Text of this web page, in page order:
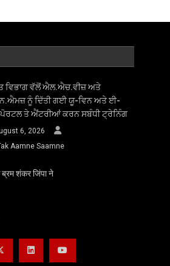
ਵਿਭਾਗ ਵੱਲੋਂ ਐਲ.ਐਚ.ਵੀਜ਼ ਅਤੇ
ਨੂੰ ਦਿੱਤੀ ਗਈ ਯੂ-ਵਿਨ ਅਤੇ ਈ-
ਪੋਰਟਲ ਤੇ ਐਂਟਰੀਆਂ ਕਰਨ ਸਬੰਧੀ ਟ੍ਰੇਨਿੰਗ
6, 2026
Aamne Saamne
ब्रम शंकर जिंपा ने